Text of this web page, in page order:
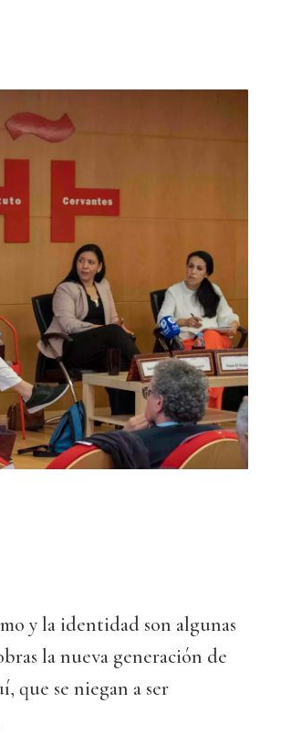
y la identidad son algunas
la nueva generación de
que se niegan a ser